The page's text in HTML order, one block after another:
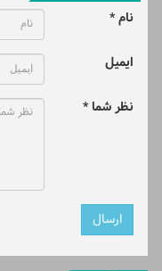
نام *
ایمیل
نظر شما *